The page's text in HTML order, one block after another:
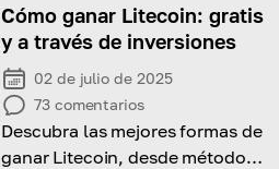
Cómo ganar Litecoin: gratis
y a través de inversiones
02 de julio de 2025
73 comentarios
Descubra las mejores formas de
ganar Litecoin, desde métodos